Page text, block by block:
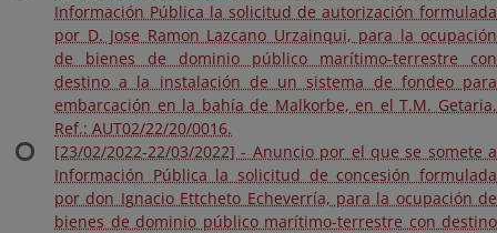
Información Pública la solicitud de autorización formulada
por D. Jose Ramon Lazcano Urzainqui, para la ocupación
de bienes de dominio público marítimo-terrestre con
destino a la instalación de un sistema de fondeo para
embarcación en la bahía de Malkorbe, en el T.M. Getaria.
Ref.: AUT02/22/20/0016.
[23/02/2022-22/03/2022] - Anuncio por el que se somete a
Información Pública la solicitud de concesión formulada
por don Ignacio Ettcheto Echeverría, para la ocupación de
bienes de dominio público marítimo-terrestre con destino